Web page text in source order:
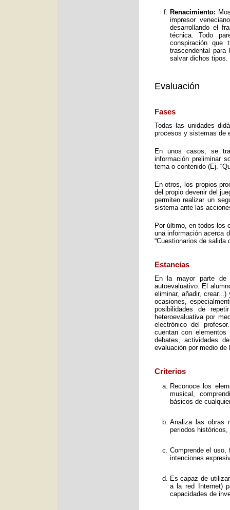
Renacimiento:
impresor
desarrollando el
técnica. Todo
conspiración
trascendental
salvar dichos tipos.
Evaluación
Fases
Todas las unidades
procesos y sistemas de
En unos casos, se
información preliminar
tema o contenido (Ej.
En otros, los propios
del propio devenir del
permiten realizar un
sistema ante las
Por último, en todos los
una información acerca
“Cuestionarios de salida
Estancias
En la mayor parte de
autoevaluativo. El
eliminar, añadir,
ocasiones,
posibilidades de
heteroevaluativa por
electrónico del
cuentan con
debates, actividades
evaluación por medio
Criterios
Reconoce los
musical,
básicos de
Analiza las obras
periodos
Comprende el
intenciones
Es capaz de
a la red Internet)
capacidades de